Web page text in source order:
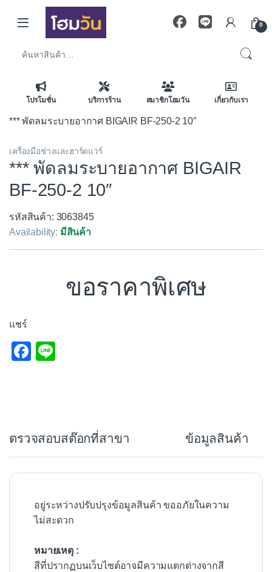
Skip to navigation
Skip to content
0
โปรโมชั่น บริการร้าน สมาชิกโฮมวัน เกี่ยวกับเรา
*** พัดลมระบายอากาศ BIGAIR BF-250-2 10″
เครื่องมือช่างและฮาร์ดแวร์
*** พัดลมระบายอากาศ BIGAIR
BF-250-2 10″
รหัสสินค้า: 3063845
Availability: มีสินค้า
ขอราคาพิเศษ
แชร์
F
o
o
ตรวจสอบสต๊อกที่สาขา ข้อมูลสินค้า
อยู่ระหว่างปรับปรุงข้อมูลสินค้า ขออภัยในความ
ไม่สะดวก
หมายเหตุ :
สีที่ปรากฏบนเว็บไซต์อาจมีความแตกต่างจากสี